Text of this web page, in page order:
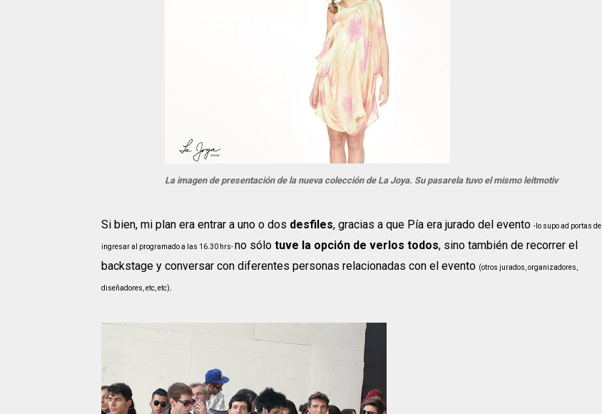
La imagen de presentación de la nueva colección de La Joya. Su pasarela tuvo el mismo leitmotiv
Si bien, mi plan era entrar a uno o dos desfiles, gracias a que Pía era jurado del evento -lo supo ad portas de
ingresar al programado a las 16.30 hrs-no sólo tuve la opción de verlos todos, sino también de recorrer el
backstage y conversar con diferentes personas relacionadas con el evento (otros jurados, organizadores,
diseñadores, etc, etc).